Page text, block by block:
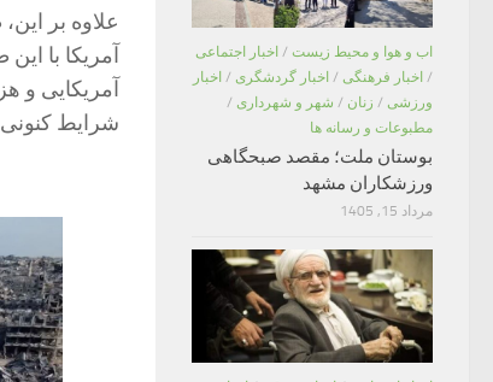
علاوه بر
آمریکا با
آمریکایی و
شرایط
اب و هوا و محیط زیست / اخبار اجتماعی
/ اخبار فرهنگی / اخبار گردشگری / اخبار
ورزشی / زنان / شهر و شهرداری /
مطبوعات و رسانه ها
بوستان ملت؛ مقصد صبحگاهی
ورزشکاران مشهد
مرداد 15, 1405